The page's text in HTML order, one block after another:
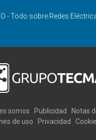
- Todo sobre Redes
somos Publicidad
Notas
de uso
Privacidad